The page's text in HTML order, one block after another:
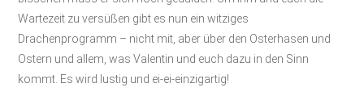
Wartezeit zu versüßen gibt es nun ein witziges
Drachenprogramm – nicht mit, aber über den Osterhasen und
Ostern und allem, was Valentin und euch dazu in den Sinn
kommt. Es wird lustig und ei-ei-einzigartig!